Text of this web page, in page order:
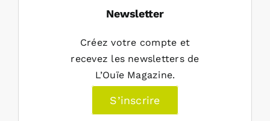
Newsletter
Créez votre compte et
recevez les newsletters de
L’Ouïe Magazine.
S’inscrire